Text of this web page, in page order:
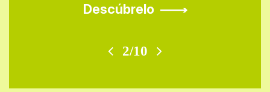
Descúbrelo
2/10